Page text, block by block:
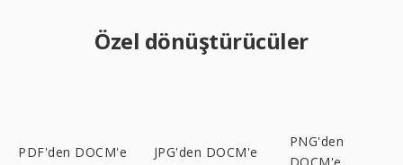
Özel dönüştürücüler
PDF'den DOCM'e JPG'den DOCM'e
PNG'den